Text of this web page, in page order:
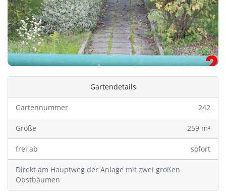
Gartendetails
Gartennummer 242
Größe 259 m²
frei ab sofort
Direkt am Hauptweg der Anlage mit zwei großen
Obstbäumen